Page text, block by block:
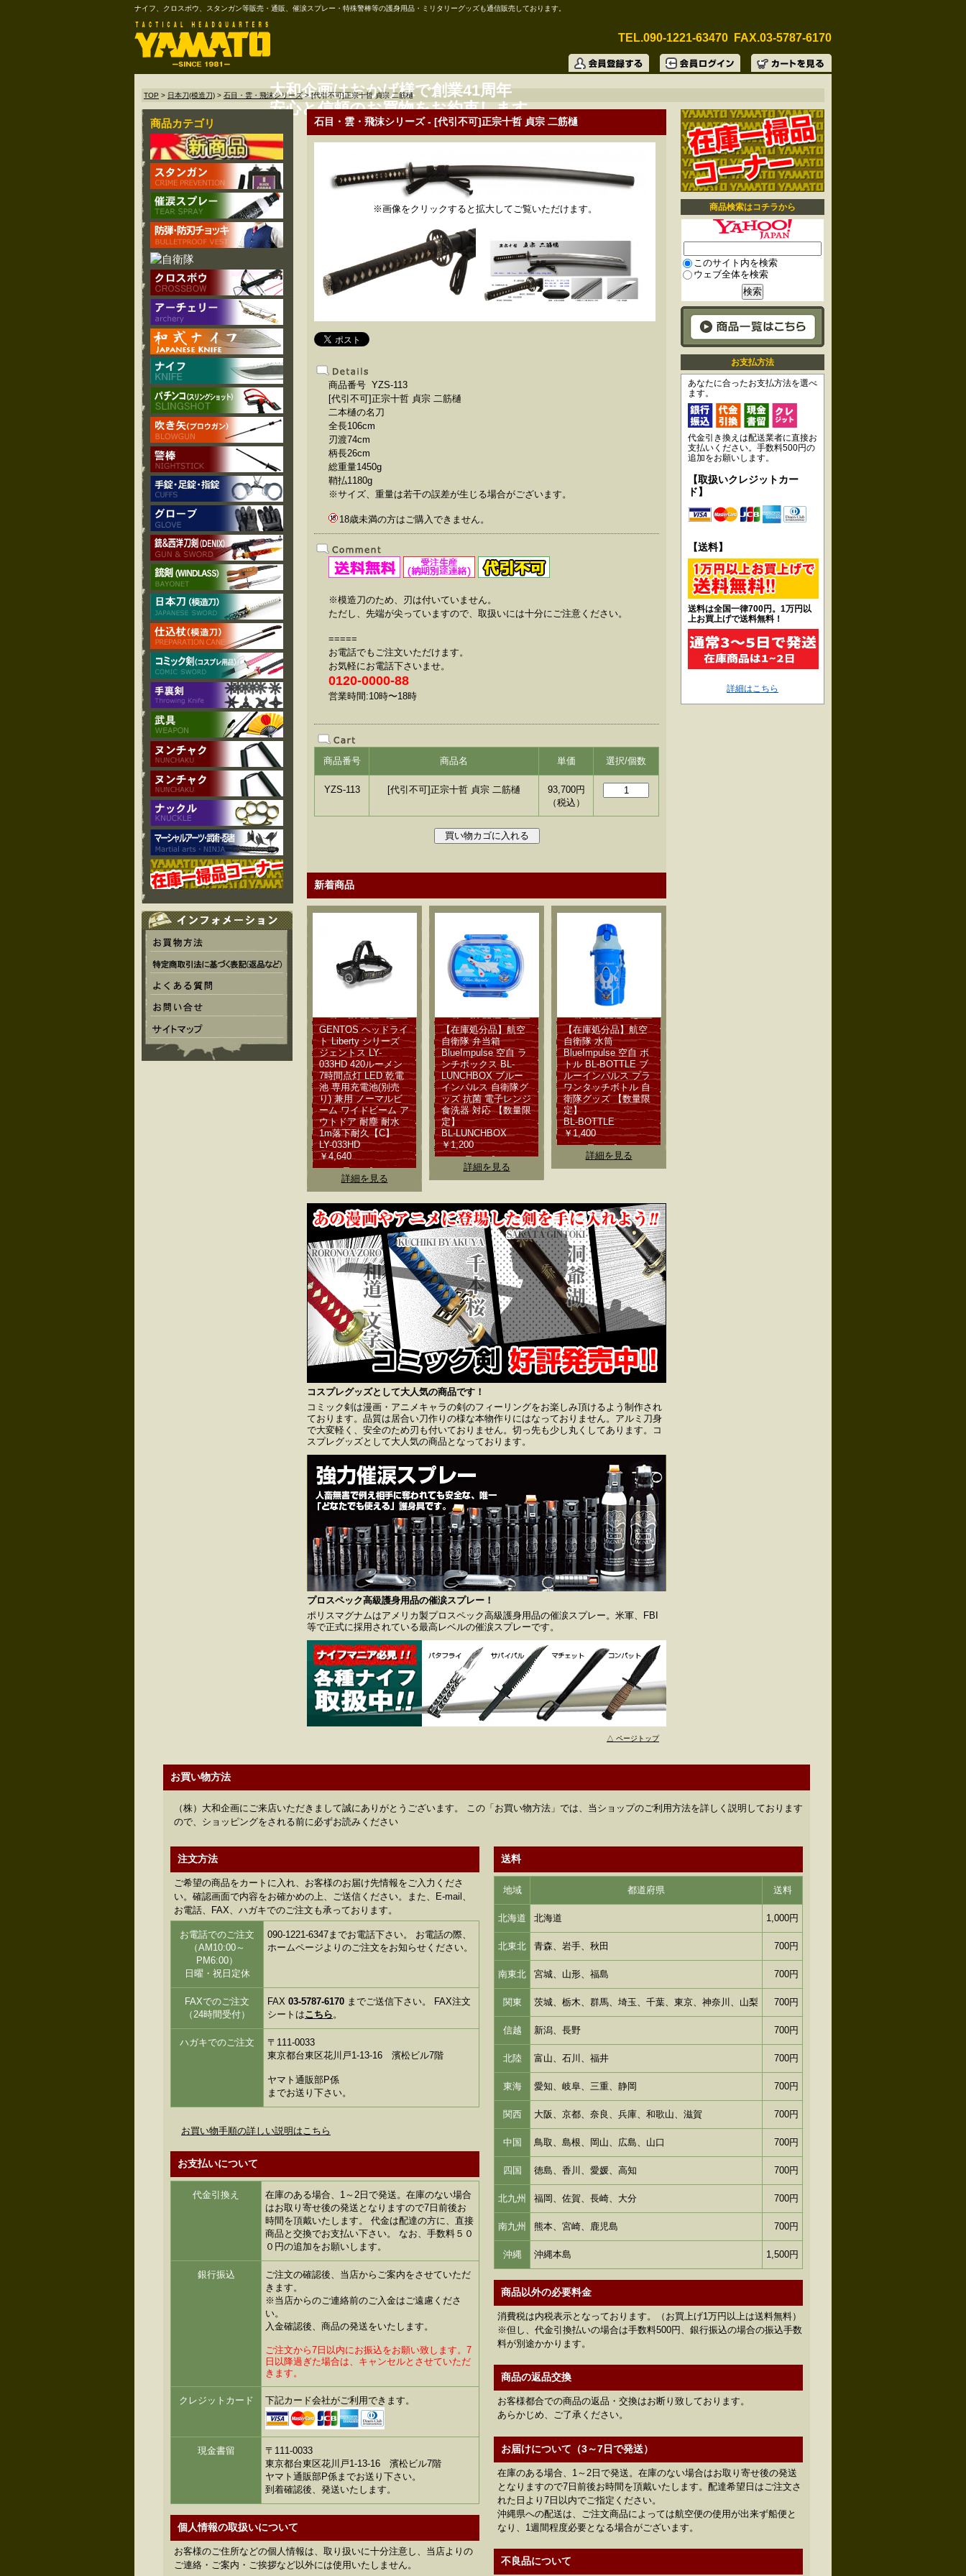
ナイフ、クロスボウ、スタンガン等販売・通販、催涙スプレー・特殊警棒等の護身用品・ミリタリーグッズも通信販売しております。
大和企画はおかげ様で創業41周年
安心と信頼のお買物をお約束します。
TEL.090-1221-63470 FAX.03-5787-6170
TOP > 日本刀(模造刀) > 石目・雲・飛沫シリーズ>[代引不可]正宗十哲 貞宗 二筋樋
商品カテゴリ 石目・雲・飛沫シリーズ - [代引不可]正宗十哲 貞宗 二筋樋
※画像をクリックすると拡大してご覧いただけます。
商品番号 YZS-113
[代引不可]正宗十哲 貞宗 二筋樋
二本樋の名刀
全長106cm
刃渡74cm
柄長26cm
総重量1450g
鞘払1180g
※サイズ、重量は若干の誤差が生じる場合がございます。
18歳未満の方はご購入できません。
※模造刀のため、刃は付いていません。
ただし、先端が尖っていますので、取扱いには十分にご注意ください。
=====
お電話でもご注文いただけます。
お気軽にお電話下さいませ。
0120-0000-88
営業時間:10時〜18時
商品番号 商品名 単価 選択/個数
YZS-113 [代引不可]正宗十哲 貞宗 二筋樋 93,700円
（税込）
新着商品
GENTOS ヘッドライ
ト Liberty シリーズ
ジェントス LY-
033HD 420ルーメン
7時間点灯 LED 乾電
池 専用充電池(別売
り) 兼用 ノーマルビ
ーム ワイドビーム ア
ウトドア 耐塵 耐水
1m落下耐久【C】
LY-033HD
￥4,640
詳細を見る
【在庫処分品】航空
自衛隊 弁当箱
BlueImpulse 空自 ラ
ンチボックス BL-
LUNCHBOX ブルー
インパルス 自衛隊グ
ッズ 抗菌 電子レンジ
食洗器 対応 【数量限
定】
BL-LUNCHBOX
￥1,200
詳細を見る
【在庫処分品】航空
自衛隊 水筒
BlueImpulse 空自 ボ
トル BL-BOTTLE ブ
ルーインパルス プラ
ワンタッチボトル 自
衛隊グッズ 【数量限
定】
BL-BOTTLE
￥1,400
詳細を見る
コスプレグッズとして大人気の商品です！
コミック剣は漫画・アニメキャラの剣のフィーリングをお楽しみ頂けるよう制作され
ております。品質は居合い刀作りの様な本物作りにはなっておりません。アルミ刀身
で大変軽く、安全のため刃も付いておりません。切っ先も少し丸くしてあります。コ
スプレグッズとして大人気の商品となっております。
プロスペック高級護身用品の催涙スプレー！
ポリスマグナムはアメリカ製プロスペック高級護身用品の催涙スプレー。米軍、FBI
等で正式に採用されている最高レベルの催涙スプレーです。
△ ページトップ
商品検索はコチラから
このサイト内を検索
ウェブ全体を検索
お支払方法
あなたに合ったお支払方法を選べ
ます。
代金引き換えは配送業者に直接お
支払いください。手数料500円の
追加をお願いします。
【取扱いクレジットカー
ド】
【送料】
送料は全国一律700円。1万円以
上お買上げで送料無料！
詳細はこちら
お買い物方法
（株）大和企画にご来店いただきまして誠にありがとうございます。 この「お買い物方法」では、当ショップのご利用方法を詳しく説明しております
ので、ショッピングをされる前に必ずお読みください
注文方法
ご希望の商品をカートに入れ、お客様のお届け先情報をご入力くださ
い。確認画面で内容をお確かめの上、ご送信ください。また、E-mail、
お電話、FAX、ハガキでのご注文も承っております。
お電話でのご注文
（AM10:00～
PM6:00）
日曜・祝日定休
090-1221-6347までお電話下さい。 お電話の際、
ホームページよりのご注文をお知らせください。
FAXでのご注文
（24時間受付）
FAX 03-5787-6170 までご送信下さい。 FAX注文
シートはこちら。
ハガキでのご注文
〒111-0033
東京都台東区花川戸1-13-16 濱松ビル7階
ヤマト通販部P係
までお送り下さい。
お買い物手順の詳しい説明はこちら
お支払いについて
代金引換え
在庫のある場合、1～2日で発送。在庫のない場合
はお取り寄せ後の発送となりますので7日前後お
時間を頂戴いたします。 代金は配達の方に、直接
商品と交換でお支払い下さい。 なお、手数料５０
０円の追加をお願いします。
銀行振込
ご注文の確認後、当店からご案内をさせていただ
きます。
※当店からのご連絡前のご入金はご遠慮くださ
い。
入金確認後、商品の発送をいたします。
ご注文から7日以内にお振込をお願い致します。7
日以降過ぎた場合は、キャンセルとさせていただ
きます。
クレジットカード 下記カード会社がご利用できます。
現金書留
〒111-0033
東京都台東区花川戸1-13-16 濱松ビル7階
ヤマト通販部P係までお送り下さい。
到着確認後、発送いたします。
個人情報の取扱いについて
お客様のご住所などの個人情報は、取り扱いに十分注意し、当店よりの
ご連絡・ご案内・ご挨拶など以外には使用いたしません。
送料
地域 都道府県 送料
北海道 北海道 1,000円
北東北 青森、岩手、秋田 700円
南東北 宮城、山形、福島 700円
関東 茨城、栃木、群馬、埼玉、千葉、東京、神奈川、山梨 700円
信越 新潟、長野 700円
北陸 富山、石川、福井 700円
東海 愛知、岐阜、三重、静岡 700円
関西 大阪、京都、奈良、兵庫、和歌山、滋賀 700円
中国 鳥取、島根、岡山、広島、山口 700円
四国 徳島、香川、愛媛、高知 700円
北九州 福岡、佐賀、長崎、大分 700円
南九州 熊本、宮崎、鹿児島 700円
沖縄 沖縄本島 1,500円
商品以外の必要料金
消費税は内税表示となっております。（お買上げ1万円以上は送料無料）
※但し、代金引換払いの場合は手数料500円、銀行振込の場合の振込手数
料が別途かかります。
商品の返品交換
お客様都合での商品の返品・交換はお断り致しております。
あらかじめ、ご了承ください。
お届けについて（3～7日で発送）
在庫のある場合、1～2日で発送。在庫のない場合はお取り寄せ後の発送
となりますので7日前後お時間を頂戴いたします。配達希望日はご注文さ
れた日より7日以内でご指定ください。
沖縄県への配送は、ご注文商品によっては航空便の使用が出来ず船便と
なり、1週間程度必要となる場合がございます。
不良品について